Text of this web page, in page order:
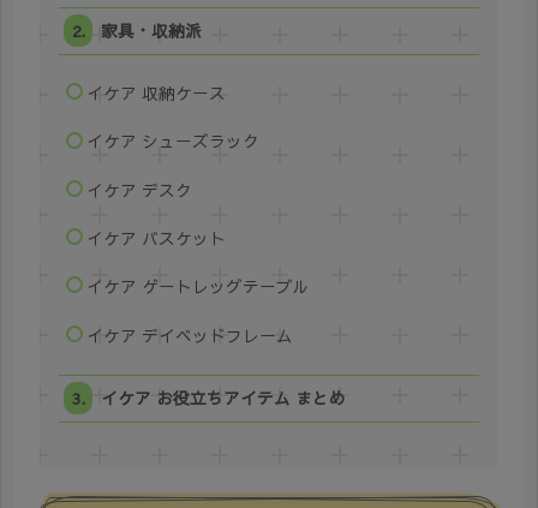
家具・収納派
イケア 収納ケース
イケア シューズラック
イケア デスク
イケア バスケット
イケア ゲートレッグテーブル
イケア デイベッドフレーム
イケア お役立ちアイテム まとめ